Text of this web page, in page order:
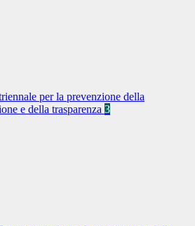
per la prevenzione della
e della trasparenza 3